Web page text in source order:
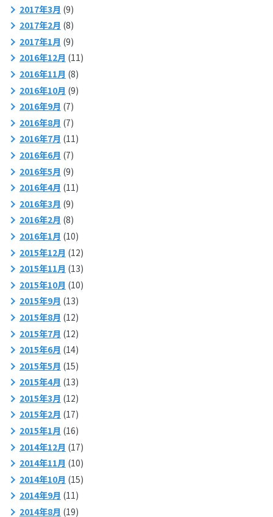
2017年3月 (9)
2017年2月 (8)
2017年1月 (9)
2016年12月 (11)
2016年11月 (8)
2016年10月 (9)
2016年9月 (7)
2016年8月 (7)
2016年7月 (11)
2016年6月 (7)
2016年5月 (9)
2016年4月 (11)
2016年3月 (9)
2016年2月 (8)
2016年1月 (10)
2015年12月 (12)
2015年11月 (13)
2015年10月 (10)
2015年9月 (13)
2015年8月 (12)
2015年7月 (12)
2015年6月 (14)
2015年5月 (15)
2015年4月 (13)
2015年3月 (12)
2015年2月 (17)
2015年1月 (16)
2014年12月 (17)
2014年11月 (10)
2014年10月 (15)
2014年9月 (11)
2014年8月 (19)